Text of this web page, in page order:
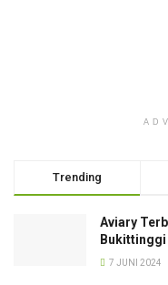
Trending
Aviary
Bukittinggi
7 JUNI 2024